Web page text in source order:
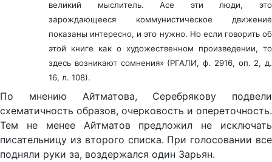
великий мыслитель. Асе эти люди, это
зарождающееся коммунистическое движение
показаны интересно, и это нужно. Но если говорить об
этой книге как о художественном произведении, то
здесь возникают сомнения» (РГАЛИ, ф. 2916, оп. 2, д.
16, л. 108).
По мнению Айтматова, Серебрякову подвели
схематичность образов, очерковость и опереточность.
Тем не менее Айтматов предложил не исключать
писательницу из второго списка. При голосовании все
подняли руки за, воздержался один Зарьян.